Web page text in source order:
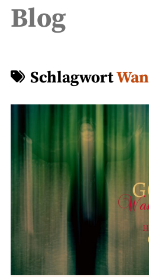
Blog
Schlagwort